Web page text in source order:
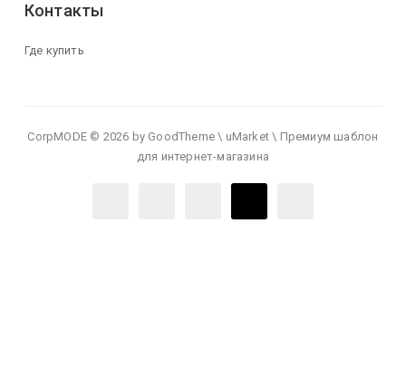
Контакты
Где купить
CorpMODE © 2026 by GoodTheme \ uMarket \ Премиум шаблон
для интернет-магазина